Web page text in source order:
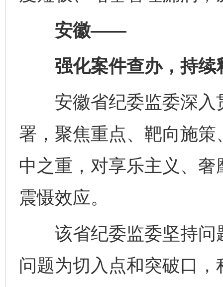
安徽——
强化案件查办，持续
安徽省纪委监委深入
署，聚焦重点、靶向施
中之重，对享乐主义、
震慑效应。
该省纪委监委坚持问
问题为切入点和突破口